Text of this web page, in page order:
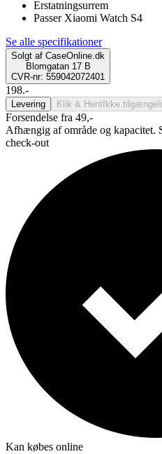
Erstatningsurrem
Passer Xiaomi Watch S4
Se alle specifikationer
Solgt af CaseOnline.dk
Blomgatan 17 B
CVR-nr: 559042072401
198.-
Levering Klik & Hent Ikke
Forsendelse fra 49,-
Afhængig af område og kapacitet.
check-out
Kan købes online